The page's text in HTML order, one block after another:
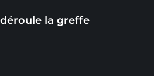
la greffe